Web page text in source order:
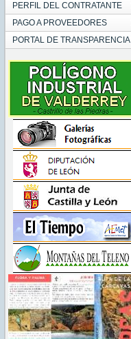
PERFIL DEL CONTRATANTE
PAGO A PROVEEDORES
PORTAL DE TRANSPARENCIA